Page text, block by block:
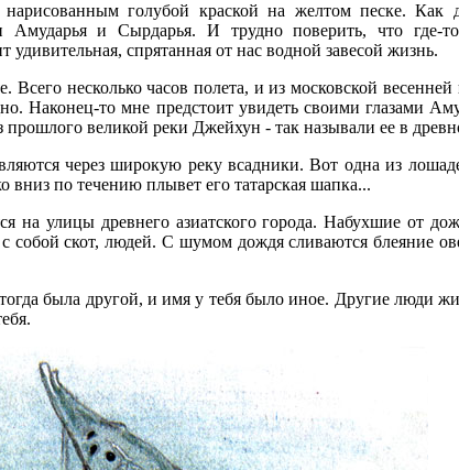
нарисованным голубой краской на желтом песке. Как
и Сырдарья. И трудно поверить, что где-
спрятанная от нас водной завесой жизнь.
Всего несколько часов полета, и из московской
Наконец-то мне предстоит увидеть своими глазами
великой реки Джейхун - так называли ее в
через широкую реку всадники. Вот одна из
вниз по течению плывет его татарская шапка...
на улицы древнего азиатского города. Набухшие от
собой скот, людей. С шумом дождя сливаются блеяние
была другой, и имя у тебя было иное. Другие люди